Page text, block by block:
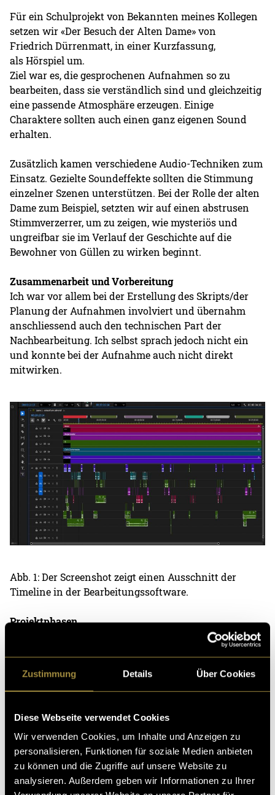
Zustimmung Details Über Cookies
Diese Webseite verwendet Cookies
Wir verwenden Cookies, um Inhalte und Anzeigen zu
personalisieren, Funktionen für soziale Medien anbieten
zu können und die Zugriffe auf unsere Website zu
analysieren. Außerdem geben wir Informationen zu Ihrer
Für ein Schulprojekt von Bekannten meines Kollegen
setzen wir «Der Besuch der Alten Dame» von
Friedrich Dürrenmatt, in einer Kurzfassung,
als Hörspiel um.
Ziel war es, die gesprochenen Aufnahmen so zu
bearbeiten, dass sie verständlich sind und gleichzeitig
eine passende Atmosphäre erzeugen. Einige
Charaktere sollten auch einen ganz eigenen Sound
erhalten.
Zusätzlich kamen verschiedene Audio-Techniken zum
Einsatz. Gezielte Soundeffekte sollten die Stimmung
einzelner Szenen unterstützen. Bei der Rolle der alten
Dame zum Beispiel, setzten wir auf einen abstrusen
Stimmverzerrer, um zu zeigen, wie mysteriös und
ungreifbar sie im Verlauf der Geschichte auf die
Bewohner von Güllen zu wirken beginnt.
Zusammenarbeit und Vorbereitung
Ich war vor allem bei der Erstellung des Skripts/der
Planung der Aufnahmen involviert und übernahm
anschliessend auch den technischen Part der
Nachbearbeitung. Ich selbst sprach jedoch nicht ein
und konnte bei der Aufnahme auch nicht direkt
mitwirken.
Abb. 1: Der Screenshot zeigt einen Ausschnitt der
Timeline in der Bearbeitungssoftware.
Projektphasen
Das Projekt erstreckte sich über mehrere Phasen, die
Vorbereitung
– Planung der Aufnahmen. Sowie
Koordination mit den Sprechern.
2.Schnitt– Auswahl und Anordnung der besten
Takes, Festlegung von Timing und Dramaturgie
3.Audio-Bearbeitung– Optimierung durch technische
Anpassungen